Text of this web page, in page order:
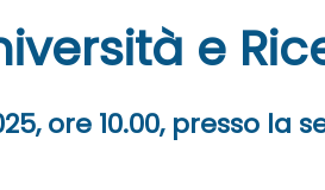
e
ore 10.00, presso la